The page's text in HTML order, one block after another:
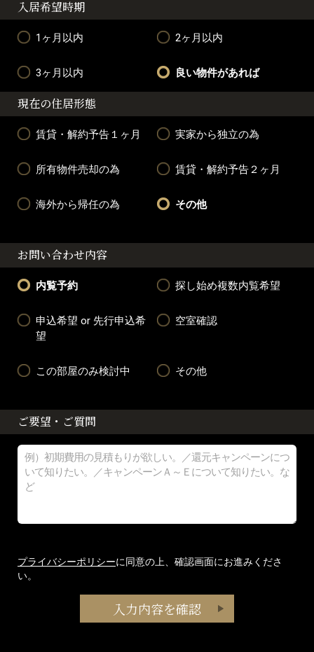
入居希望時期
1ヶ月以内 2ヶ月以内
3ヶ月以内 良い物件があれば
現在の住居形態
賃貸・解約予告１ヶ月 実家から独立の為
所有物件売却の為 賃貸・解約予告２ヶ月
海外から帰任の為 その他
お問い合わせ内容
内覧予約 探し始め複数内覧希望
申込希望 or 先行申込希
望
空室確認
この部屋のみ検討中 その他
ご要望・ご質問
プライバシーポリシーに同意の上、確認画面にお進みくださ
い。